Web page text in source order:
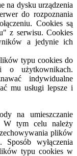
na dysku urządzenia
do rozpoznania
Cookies są
z serwisu. Cookies
a jedynie ich
typu cookies do
o użytkownikach.
indywidualne
mu usługi lepsze i
na umieszczanie
W tym celu należy
plików
wyłączenia
typu cookies w